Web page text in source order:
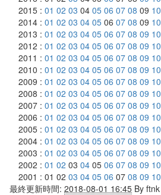
2015 : 01 02 03 04 05 06 07 08 09 10
2014 : 01 02 03 04 05 06 07 08 09 10
2013 : 01 02 03 04 05 06 07 08 09 10
2012 : 01 02 03 04 05 06 07 08 09 10
2011 : 01 02 03 04 05 06 07 08 09 10
2010 : 01 02 03 04 05 06 07 08 09 10
2009 : 01 02 03 04 05 06 07 08 09 10
2008 : 01 02 03 04 05 06 07 08 09 10
2007 : 01 02 03 04 05 06 07 08 09 10
2006 : 01 02 03 04 05 06 07 08 09 10
2005 : 01 02 03 04 05 06 07 08 09 10
2004 : 01 02 03 04 05 06 07 08 09 10
2003 : 01 02 03 04 05 06 07 08 09 10
2002 : 01 02 03 04 05 06 07 08 09 10
2001 : 01 02 03 04 05 06 07 08 09 10
最終更新時間: 2018-08-01 16:45 By ftnk